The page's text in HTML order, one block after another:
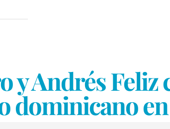
y Andrés Feliz
dominicano